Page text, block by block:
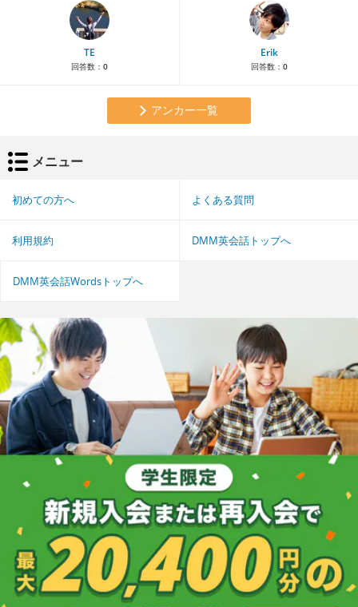
TE
回答数： 0
Erik
回答数： 0
アンカー一覧
メニュー
初めての方へ よくある質問
利用規約 DMM英会話トップへ
DMM英会話Wordsトップへ